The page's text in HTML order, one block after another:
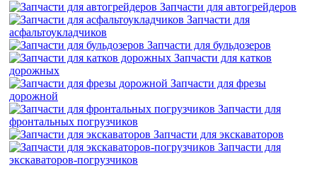
Запчасти для автогрейдеров
Запчасти для
асфальтоукладчиков
Запчасти для бульдозеров
Запчасти для катков
дорожных
Запчасти для фрезы
дорожной
Запчасти для
фронтальных погрузчиков
Запчасти для экскаваторов
Запчасти для
экскаваторов-погрузчиков